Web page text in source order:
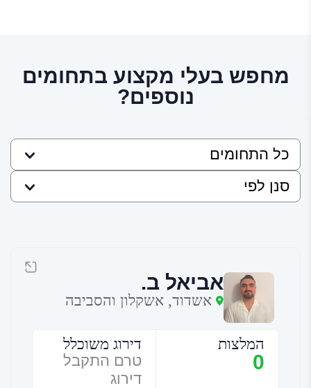
מחפש בעלי מקצוע בתחומים
נוספים?
אביאל ב.
אשדוד, אשקלון והסביבה
המלצות
0
דירוג משוכלל
טרם התקבל
דירוג